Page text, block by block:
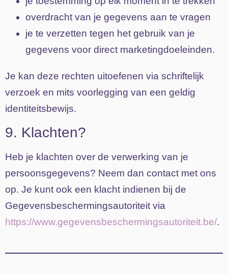
overdracht van je gegevens aan te vragen
je te verzetten tegen het gebruik van je
gegevens voor direct marketingdoeleinden.
Je kan deze rechten uitoefenen via schriftelijk
verzoek en mits voorlegging van een geldig
identiteitsbewijs.
9. Klachten?
Heb je klachten over de verwerking van je
persoonsgegevens? Neem dan contact met ons
op. Je kunt ook een klacht indienen bij de
Gegevensbeschermingsautoriteit via
https://www.gegevensbeschermingsautoriteit.be/.